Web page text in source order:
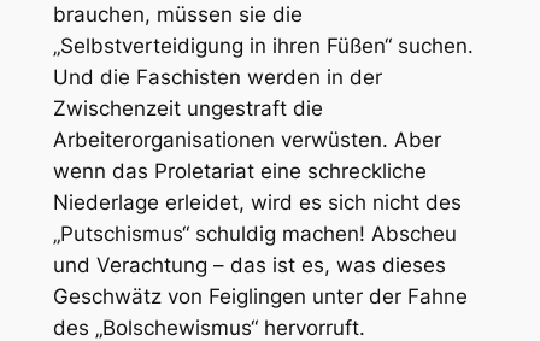
brauchen, müssen sie die
„Selbstverteidigung in ihren Füßen“ suchen.
Und die Faschisten werden in der
Zwischenzeit ungestraft die
Arbeiterorganisationen verwüsten. Aber
wenn das Proletariat eine schreckliche
Niederlage erleidet, wird es sich nicht des
„Putschismus“ schuldig machen! Abscheu
und Verachtung – das ist es, was dieses
Geschwätz von Feiglingen unter der Fahne
des „Bolschewismus“ hervorruft.